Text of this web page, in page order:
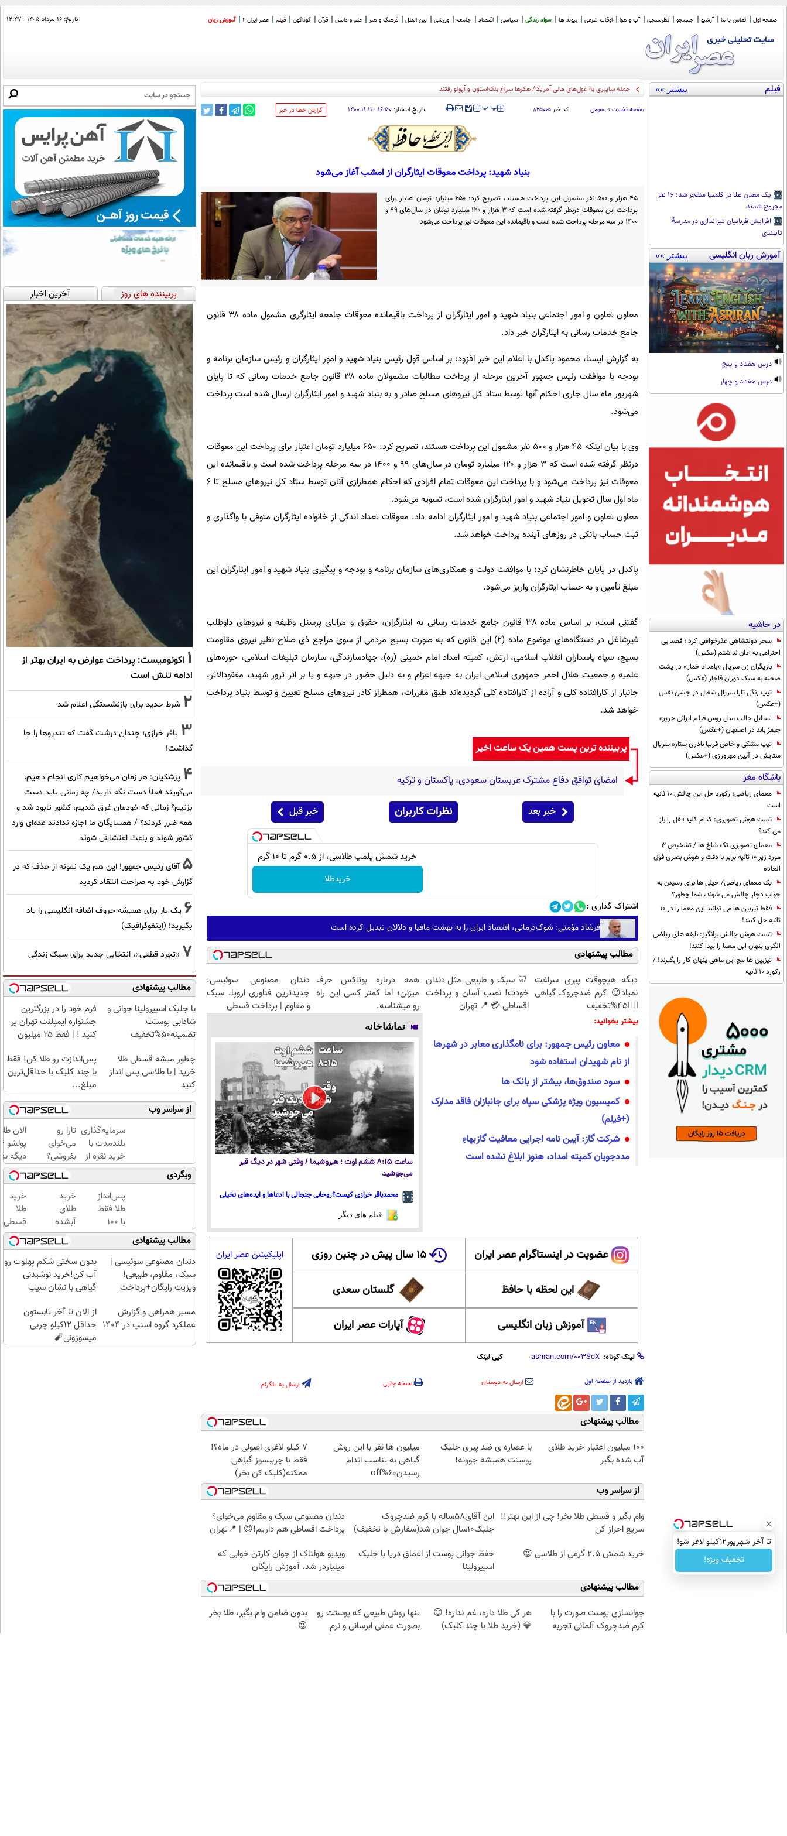
صفحه اول تماس با ما آرشیو جستجو نظرسنجی آب و هوا اوقات شرعی پیوند ها سواد زندگی سیاسی اقتصاد جامعه ورزشی بین الملل فرهنگ و هنر علم و دانش قرآن گوناگون فیلم عصر ایران 2 آموزش زبان تاریخ: ۱۶ مرداد ۱۴۰۵ - ۱۲:۴۷
فیلم بیشتر »»
یک معدن طلا در کلمبیا منفجر شد؛ ۱۶ نفر
مجروح شدند
افزایش قربانیان تیراندازی در مدرسۀ
تایلندی
آموزش زبان انگلیسی بیشتر »»
درس هفتاد و پنج
درس هفتاد و چهار
در حاشیه
سحر دولتشاهی عذرخواهی کرد ؛ قصد بی
احترامی به اذان نداشتم (عکس)
بازیگران زن سریال «بامداد خمار» در پشت
صحنه به سبک دوران قاجار (عکس)
تیپ رنگی تارا سریال شغال در جشن نفس
(+عکس)
استایل جالب مدل روس فیلم ایرانی جزیره
جیمز باند در اصفهان (+عکس)
تیپ مشکی و خاص فریبا نادری ستاره سریال
ستایش در آیین مهرورزی (+عکس)
باشگاه مغز
معمای ریاضی؛ رکورد حل این چالش 10 ثانیه
است
تست هوش تصویری: کدام کلید قفل را باز
می کند؟
معمای تصویری تک شاخ ها / تشخیص 3
مورد زیر 10 ثانیه برابر با دقت و هوش بصری فوق
العاده
یک معمای ریاضی/ خیلی ها برای رسیدن به
جواب دچار چالش می شوند، شما چطور؟
فقط تیزبین ها می توانند این معما را در 10
ثانیه حل کنند!
تست هوش چالش برانگیز: نابغه های ریاضی
الگوی پنهان این معما را پیدا کنند!
تیزبین ها مچ این ماهی پنهان کار را بگیرند! /
رکورد 10 ثانیه
بهتری_
صفحه نخست » عمومی کد خبر۸۲۵۰۰۵ ‍‍‍ پ پ تاریخ انتشار: ۱۶:۵۰ - ۱۱-۱۱-۱۴۰۰ ‌گزارش خطا در خبر
بنیاد شهید: پرداخت معوقات ایثارگران از امشب آغاز می‌شود
۴۵ هزار و ۵۰۰ نفر مشمول این پرداخت هستند، تصریح کرد: ۶۵۰ میلیارد تومان اعتبار برای
پرداخت این معوقات درنظر گرفته شده است که ۳ هزار و ۱۲۰ میلیارد تومان در سال‌های ۹۹ و
۱۴۰۰ در سه مرحله پرداخت شده است و باقیمانده این معوقات نیز پرداخت می‌شود
معاون تعاون و امور اجتماعی بنیاد شهید و امور ایثارگران از پرداخت باقیمانده معوقات جامعه ایثارگری مشمول ماده ۳۸ قانون
جامع خدمات رسانی به ایثارگران خبر داد.
به گزارش ایسنا، محمود پاکدل با اعلام این خبر افزود: بر اساس قول رئیس بنیاد شهید و امور ایثارگران و رئیس سازمان برنامه و
بودجه با موافقت رئیس جمهور آخرین مرحله از پرداخت مطالبات مشمولان ماده ۳۸ قانون جامع خدمات رسانی که تا پایان
شهریور ماه سال جاری احکام آنها توسط ستاد کل نیروهای مسلح صادر و به بنیاد شهید و امور ایثارگران ارسال شده است پرداخت
می‌شود.
وی با بیان اینکه ۴۵ هزار و ۵۰۰ نفر مشمول این پرداخت هستند، تصریح کرد: ۶۵۰ میلیارد تومان اعتبار برای پرداخت این معوقات
درنظر گرفته شده است که ۳ هزار و ۱۲۰ میلیارد تومان در سال‌های ۹۹ و ۱۴۰۰ در سه مرحله پرداخت شده است و باقیمانده این
معوقات نیز پرداخت می‌شود و با پرداخت این معوقات تمام افرادی که احکام همطرازی آنان توسط ستاد کل نیروهای مسلح تا ۶
ماه اول سال تحویل بنیاد شهید و امور ایثارگران شده است، تسویه می‌شود.
معاون تعاون و امور اجتماعی بنیاد شهید و امور ایثارگران ادامه داد: معوقات تعداد اندکی از خانواده ایثارگران متوفی با واگذاری و
ثبت حساب بانکی در روزهای آینده پرداخت خواهد شد.
پاکدل در پایان خاطرنشان کرد: با موافقت دولت و همکاری‌های سازمان برنامه و بودجه و پیگیری بنیاد شهید و امور ایثارگران این
مبلغ تأمین و به حساب ایثارگران واریز می‌شود.
گفتنی است، بر اساس ماده 38 قانون جامع خدمات رسانی به ایثارگران، حقوق و مزایای پرسنل وظیفه و نیروهای داوطلب
غیرشاغل در دستگاه‌های موضوع ماده (۲) این قانون که به صورت بسیج مردمی از سوی مراجع ذی صلاح نظیر نیروی مقاومت
بسیج، سپاه پاسداران انقلاب اسلامی، ارتش، کمیته امداد امام خمینی (ره)، جهادسازندگی، سازمان تبلیغات اسلامی، حوزه‌های
علمیه و جمعیت هلال احمر جمهوری اسلامی ایران به جبهه اعزام و به دلیل حضور در جبهه و یا بر اثر ترور شهید، مفقودالاثر،
جانباز از کارافتاده کلی و آزاده از کارافتاده کلی گردیده‌اند طبق مقررات، همطراز کادر نیروهای مسلح تعیین و توسط بنیاد پرداخت
خواهد شد.
پربیننده ترین پست همین یک ساعت اخیر
امضای توافق دفاع مشترک عربستان سعودی، پاکستان و ترکیه
خبر بعد نظرات کاربران خبر قبل
خرید شمش پلمپ طلاسی، از ۰.۵ گرم تا ۱۰ گرم
خریدطلا
اشتراک گذاری :
فرشاد مؤمنی: شوک‌درمانی، اقتصاد ایران را به بهشت مافیا و دلالان تبدیل کرده است
مطالب پیشنهادی
دیگه هیچوقت پیری سراغت
نمیاد😉 کرم ضدچروک گیاهی
👈🏻45%تخفیف
🦷 سبک و طبیعی مثل دندان
خودت! نصب آسان و پرداخت
اقساطی 💳 📍 تهران
همه درباره بوتاکس حرف
میزنن؛ اما کمتر کسی این راه
رو میشناسه.
دندان مصنوعی سوئیسی:
جدیدترین فناوری اروپا، سبک
و مقاوم | پرداخت قسطی
بیشتر بخوانید:
معاون رئیس جمهور: برای نامگذاری معابر در شهرها
از نام شهیدان استفاده شود
سود صندوق‌ها، بیشتر از بانک ها
کمیسیون ویژه پزشکی سپاه برای جانبازان فاقد مدارک
(+فیلم)
شرکت گاز: آیین نامه اجرایی معافیت گازبهاءِ
مددجویان کمیته امداد، هنوز ابلاغ نشده است
تماشاخانه
ساعت ۸:۱۵ ششم اوت ؛ هیروشیما / وقتی شهر در دیگ قیر
می‌جوشید
محمدباقر خرازی کیست؟روحانی جنجالی با ادعاها و ایده‌های تخیلی
فیلم های دیگر
عضویت در اینستاگرام عصر ایران ۱۵ سال پیش در چنین روزی
این لحظه با حافظ گلستان سعدی
آموزش زبان انگلیسی آپارات عصر ایران
اپلیکیشن عصر ایران
لینک کوتاه: کپی لینک
بازدید از صفحه اول ارسال به دوستان نسخه چاپی ارسال به تلگرام
مطالب پیشنهادی
100 میلیون اعتبار خرید طلای
آب شده بگیر
با عصاره ی ضد پیری جلبک
پوستت همیشه جوونه!
میلیون ها نفر با این روش
گیاهی به تناسب اندام
رسیدن60%off
۷ کیلو لاغری اصولی در ماه؟!
فقط با چربیسوز گیاهی
ممکنه(کلیک کن بخر)
از سراسر وب
وام بگیر و قسطی طلا بخر! چی از این بهتر!!
سریع احراز کن
این آقای58ساله با کرم ضدچروک
جلبک10سال جوان شد(سفارش با تخفیف)
دندان مصنوعی سبک و مقاوم می‌خوای؟
پرداخت اقساطی هم داریم!😍 | 📍تهران
خرید شمش 2.5 گرمی از طلاسی 😍
حفظ جوانی پوست از اعماق دریا با جلبک
اسپیرولینا
ویدیو هولناک از جوان کارتن خوابی که
میلیاردر شد. آموزش رایگان
مطالب پیشنهادی
جوانسازی پوست صورت را با
کرم ضدچروک آلمانی تجربه
هر کی طلا داره، غم نداره! 😊
💎 (خرید طلا با چند کلیک)
تنها روش طبیعی که پوستت رو
بصورت عمقی ابرسانی و نرم
بدون ضامن وام بگیر، طلا بخر
😍
پربیننده های روز آخرین اخبار
1 اکونومیست: پرداخت عوارض به ایران بهتر از
ادامه تنش است
2 شرط جدید برای بازنشستگی اعلام شد
3 باقر خرازی؛ چندان درشت گفت که تندروها را جا
گذاشت!
4 پزشکیان: هر زمان می‌خواهیم کاری انجام دهیم،
می‌گویند فعلاً دست نگه دارید/ چه زمانی باید دست
بزنیم؟ زمانی که خودمان غرق شدیم، کشور نابود شد و
همه ضرر کردند؟ / همسایگان ما اجازه ندادند عده‌ای وارد
کشور شوند و باعث اغتشاش شوند
5 آقای رئیس جمهور! این هم یک نمونه از حذف که در
گزارش خود به صراحت انتقاد کردید
6 یک بار برای همیشه حروف اضافه انگلیسی را یاد
بگیرید! (اینفوگرافیک)
7 «تجرد قطعی»، انتخابی جدید برای سبک زندگی
مطالب پیشنهادی
با جلبک اسپیرولینا جوانی و
شادابی پوستت
تضمینه50%تخفیف
فرم خود را در بزرگترین
جشنواره ایمپلنت تهران پر
کنید ! | فقط ۲۵ میلیون
چطور میشه قسطی طلا
خرید | با طلاسی پس انداز
کنید
پس‌اندازت رو طلا کن! فقط
با چند کلیک با حداقل‌ترین
مبلغ...
از سراسر وب
سرمایه‌گذاری
بلندمدت با
خرید نقره از
دیجی‌کالا
تارا رو
می‌خوای
بفروشی؟
با
خودرو۴۵
یک‌روزه
بفروشش
الان
دیگه
طلا با
بی‌بهره
وبگردی
پس‌انداز
طلا فقط
با ۱۰۰
هزارتومان
(امن و
راحت)
خرید
طلای
آبشده
حتی با
۱۰۰هزارتومان
خرید
طلا
قسطی
مطالب پیشنهادی
دندان مصنوعی سوئیسی |
سبک، مقاوم، طبیعی!
ویزیت رایگان+پرداخت
بدون سختی شکم پهلوت رو
آب کن!خرید نوشیدنی
گیاهی با نشان سیب
مسیر همراهی و گزارش
عملکرد گروه اسنپ در ۱۴۰۴
از الان تا آخر تابستون
حداقل 12کیلو چربی
میسوزونی🧨
تا آخر شهریور12کیلو لاغر شو!
تخفیف ویژه!